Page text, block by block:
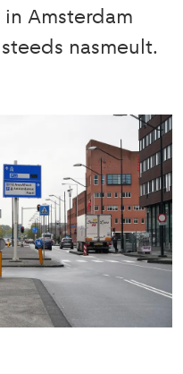
Amsterdam
nasmeult.